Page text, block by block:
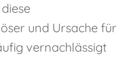
und Ursache für
vernachlässigt